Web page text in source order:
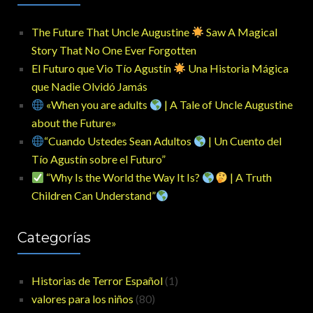
The Future That Uncle Augustine
Saw A Magical
Story That No One Ever Forgotten
El Futuro que Vio Tío Agustín
Una Historia Mágica
que Nadie Olvidó Jamás
«When you are adults
| A Tale of Uncle Augustine
about the Future»
“Cuando Ustedes Sean Adultos
| Un Cuento del
Tío Agustín sobre el Futuro”
“Why Is the World the Way It Is?
| A Truth
Children Can Understand”
Categorías
Historias de Terror Español (1)
valores para los niños (80)